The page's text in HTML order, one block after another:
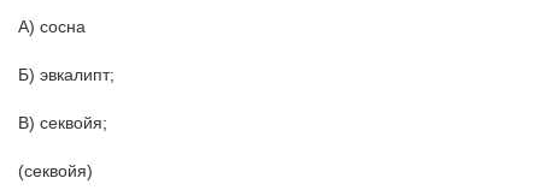
А) сосна
Б) эвкалипт;
В) секвойя;
(секвойя)